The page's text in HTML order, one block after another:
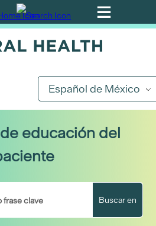
Español de México
educación del
Buscar en